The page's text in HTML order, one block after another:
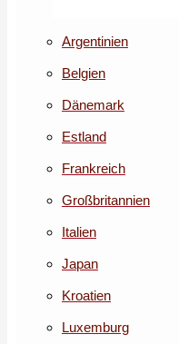
Argentinien
Belgien
Dänemark
Estland
Frankreich
Großbritannien
Italien
Japan
Kroatien
Luxemburg